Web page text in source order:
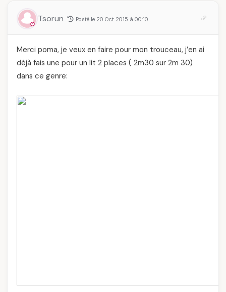
Tsorun Posté le 20 Oct 2015 à 00:10
Merci poma, je veux en faire pour mon trouceau, j’en ai
déjà fais une pour un lit 2 places ( 2m30 sur 2m 30)
dans ce genre: